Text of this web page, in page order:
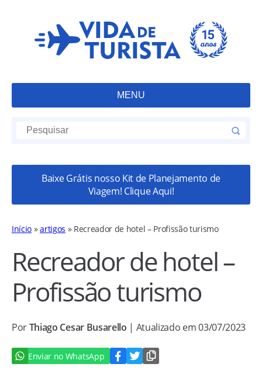
MENU
Baixe Grátis nosso Kit de Planejamento de
Viagem! Clique Aqui!
Início »artigos » Recreador de hotel – Profissão turismo
Recreador de hotel –
Profissão turismo
PorThiago Cesar Busarello | Atualizado em 03/07/2023
Enviar no WhatsApp